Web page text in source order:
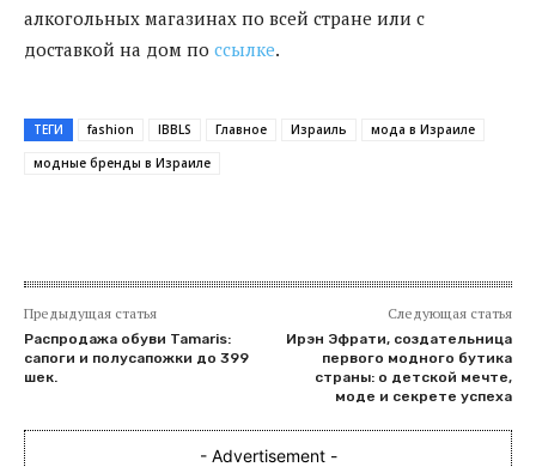
алкогольных магазинах по всей стране или с
доставкой на дом по ссылке.
ТЕГИ fashion IBBLS Главное Израиль
мода в Израиле
модные бренды в Израиле
Предыдущая статья
Распродажа обуви Tamaris:
сапоги и полусапожки до 399
шек.
Следующая статья
Ирэн Эфрати, создательница
первого модного бутика
страны: о детской мечте,
моде и секрете успеха
- Advertisement -